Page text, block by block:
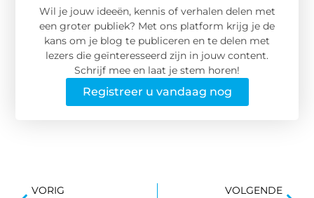
Wil je jouw ideeën, kennis of verhalen delen met
een groter publiek? Met ons platform krijg je de
kans om je blog te publiceren en te delen met
lezers die geïnteresseerd zijn in jouw content.
Schrijf mee en laat je stem horen!
Registreer u vandaag nog
VORIG VOLGENDE